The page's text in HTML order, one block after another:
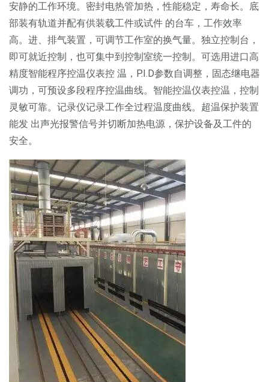
安静的工作环境。密封电热管加热，性能稳定，寿命长。底
部装有轨道并配有供装载工件或试件 的台车，工作效率
高。进、排气装置，可调节工作室的换气量。独立控制台，
即可就近控制，也可集中到控制室统一控制。可选用进口高
精度智能程序控温仪表控 温，P.I.D参数自调整，固态继电器
调功，可预设多段程序控温曲线。智能控温仪表控温，控制
灵敏可靠。记录仪记录工作全过程温度曲线。超温保护装置
能发 出声光报警信号并切断加热电源，保护设备及工件的
安全。